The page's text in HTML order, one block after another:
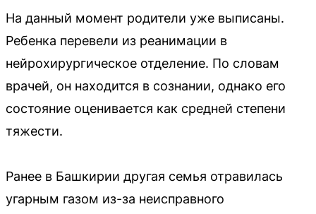
На данный момент родители уже выписаны.
Ребенка перевели из реанимации в
нейрохирургическое отделение. По словам
врачей, он находится в сознании, однако его
состояние оценивается как средней степени
тяжести.
Ранее в Башкирии другая семья отравилась
угарным газом из-за неисправного